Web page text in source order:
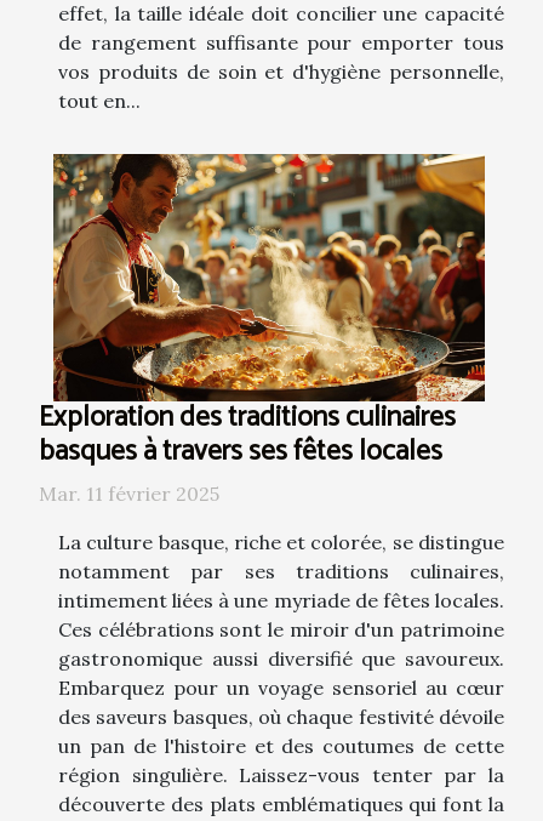
effet, la taille idéale doit concilier une capacité
de rangement suffisante pour emporter tous
vos produits de soin et d'hygiène personnelle,
tout en...
Exploration des traditions culinaires
basques à travers ses fêtes locales
Mar. 11 février 2025
La culture basque, riche et colorée, se distingue
notamment par ses traditions culinaires,
intimement liées à une myriade de fêtes locales.
Ces célébrations sont le miroir d'un patrimoine
gastronomique aussi diversifié que savoureux.
Embarquez pour un voyage sensoriel au cœur
des saveurs basques, où chaque festivité dévoile
un pan de l'histoire et des coutumes de cette
région singulière. Laissez-vous tenter par la
découverte des plats emblématiques qui font la